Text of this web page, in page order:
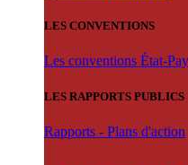
LES CONVENTIONS
Les conventions État-
LES RAPPORTS PUBLICS
Rapports - Plans d'action